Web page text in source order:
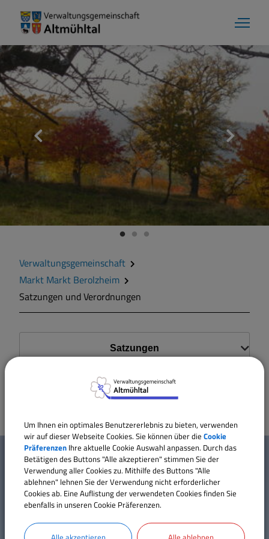
Aktuelles
Verwaltungsgemeinschaft
Gemeinde Alesheim
Markt Markt Berolzheim
Gemeinde Meinheim
Verwaltungsgemeinschaft
Markt Markt Berolzheim
Satzungen und Verordnungen
Satzungen
Verordnungen
W
c
h
Mehr entdecken
Kontakt
Inhaltsverzeichnis
Impressum
Um Ihnen ein optimales Benutzererlebnis zu bieten, verwenden
wir auf dieser Webseite Cookies. Sie können über die Cookie
Präferenzen Ihre aktuelle Cookie Auswahl anpassen. Durch das
Betätigen des Buttons "Alle akzeptieren" stimmen Sie der
Verwendung aller Cookies zu. Mithilfe des Buttons "Alle
ablehnen" lehnen Sie der Verwendung nicht erforderlicher
Cookies ab. Eine Auflistung der verwendeten Cookies finden Sie
ebenfalls in unseren Cookie Präferenzen.